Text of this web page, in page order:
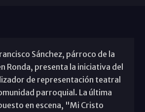
Sánchez, párroco de la
Ronda, presenta la iniciativa del
de representación teatral
parroquial. La última
en escena, "Mi Cristo